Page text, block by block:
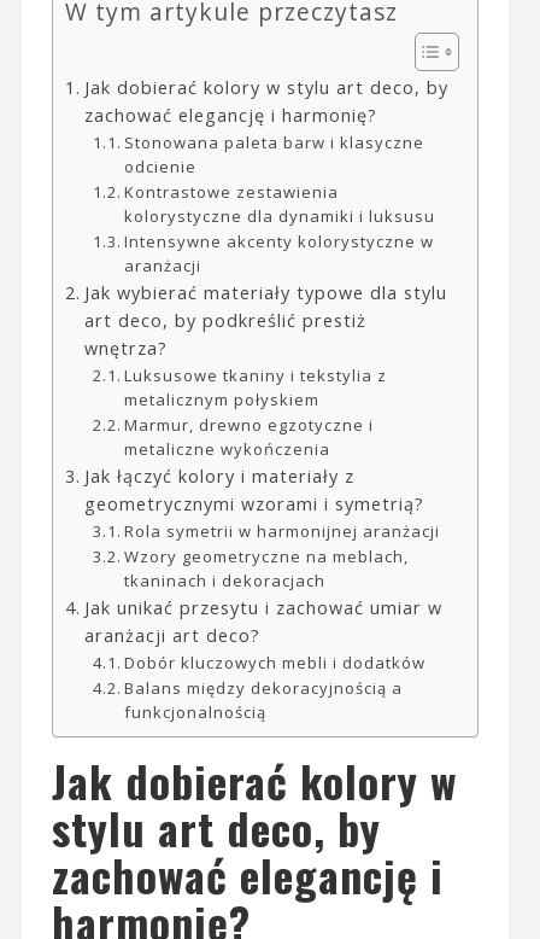
W tym artykule przeczytasz
Jak dobierać kolory w stylu art deco, by
zachować elegancję i harmonię?
Stonowana paleta barw i klasyczne
odcienie
Kontrastowe zestawienia
kolorystyczne dla dynamiki i luksusu
Intensywne akcenty kolorystyczne w
aranżacji
Jak wybierać materiały typowe dla stylu
art deco, by podkreślić prestiż
wnętrza?
Luksusowe tkaniny i tekstylia z
metalicznym połyskiem
Marmur, drewno egzotyczne i
metaliczne wykończenia
Jak łączyć kolory i materiały z
geometrycznymi wzorami i symetrią?
Rola symetrii w harmonijnej aranżacji
Wzory geometryczne na meblach,
tkaninach i dekoracjach
Jak unikać przesytu i zachować umiar w
aranżacji art deco?
Dobór kluczowych mebli i dodatków
Balans między dekoracyjnością a
funkcjonalnością
Jak dobierać kolory w
stylu art deco, by
zachować elegancję i
harmonię?